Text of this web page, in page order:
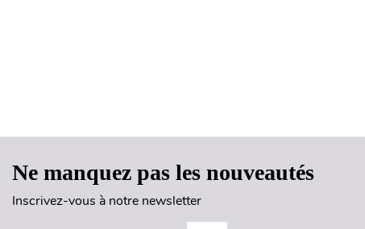
Ne manquez pas les nouveautés
Inscrivez-vous à notre newsletter